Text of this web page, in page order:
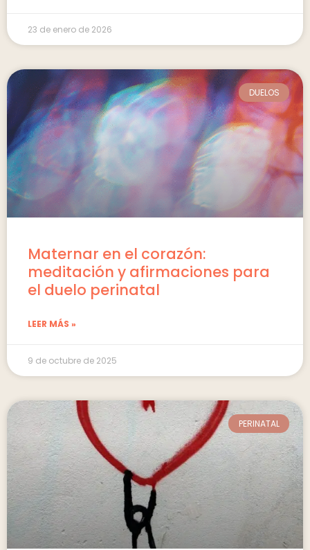
23 de enero de 2026
DUELOS
Maternar en el corazón:
meditación y afirmaciones para
el duelo perinatal
LEER MÁS »
9 de octubre de 2025
PERINATAL